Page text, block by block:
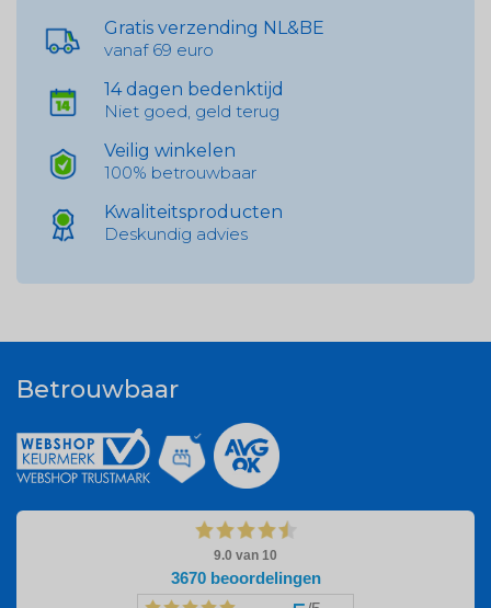
Gratis verzending NL&BE
vanaf 69 euro
14 dagen bedenktijd
Niet goed, geld terug
Veilig winkelen
100% betrouwbaar
Kwaliteitsproducten
Deskundig advies
Betrouwbaar